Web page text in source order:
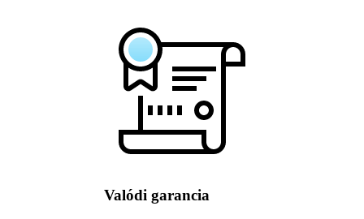
Valódi garancia